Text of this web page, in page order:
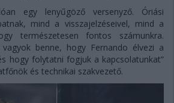
egy lenyűgöző versenyző. Óriási
mind a visszajelzéseivel, mind a
természetesen fontos számunkra.
benne, hogy Fernando élvezi a
hogy folytatni fogjuk a kapcsolatunkat”
és technikai szakvezető.